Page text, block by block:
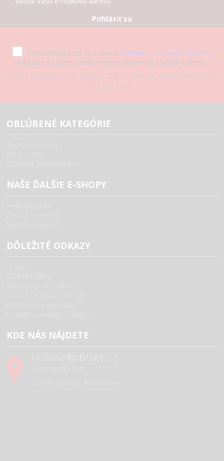
Prihlásiť sa
Zoznámil(a) som sa s vašou Ochranou osobných údajov,
týkajúce sa spracovania mojich údajov na základe zákona.
Môžete sa kedykoľvek odhlásiť. Odber noviniek zasielame nanajvýš
1x za 14 dní.
OBĽÚBENÉ KATEGÓRIE
NAŠE ĎALŠIE E-SHOPY
DÔLEŽITÉ ODKAZY
KDE NÁS NÁJDETE